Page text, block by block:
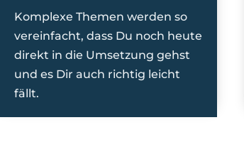
Komplexe Themen werden so
vereinfacht, dass Du noch heute
direkt in die Umsetzung gehst
und es Dir auch richtig leicht
fällt.